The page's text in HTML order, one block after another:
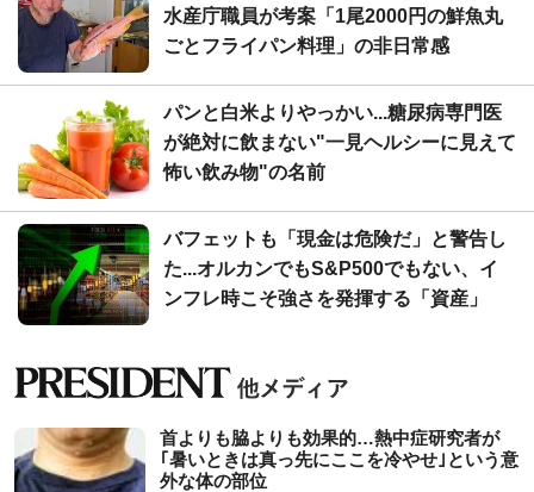
水産庁職員が考案「1尾2000円の鮮魚丸
ごとフライパン料理」の非日常感
パンと白米よりやっかい...糖尿病専門医
が絶対に飲まない"一見ヘルシーに見えて
怖い飲み物"の名前
バフェットも「現金は危険だ」と警告し
た...オルカンでもS&P500でもない、イ
ンフレ時こそ強さを発揮する「資産」
首よりも脇よりも効果的…熱中症研究者が
｢暑いときは真っ先にここを冷やせ｣という意
外な体の部位